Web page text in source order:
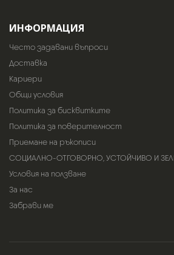
ИНФОРМАЦИЯ
Често задавани въпроси
Доставка
Кариери
Общи условия
Политика за бисквитките
Политика за поверителност
Приемане на ръкописи
СОЦИАЛНО-ОТГОВОРНО, УСТОЙЧИВО И
Условия на ползване
За нас
Забрави ме